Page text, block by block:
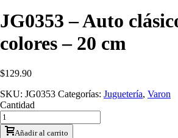
JG0353 – Auto
colores – 20 cm
$129.90
SKU: JG0353 Categorías: Juguetería, Varon
Cantidad
Añadir al carrito